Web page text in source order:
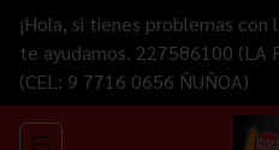
¡Hola, si tienes problemas
te ayudamos. 227586100 (LA
(CEL: 9 7716 0656 ÑUÑOA)